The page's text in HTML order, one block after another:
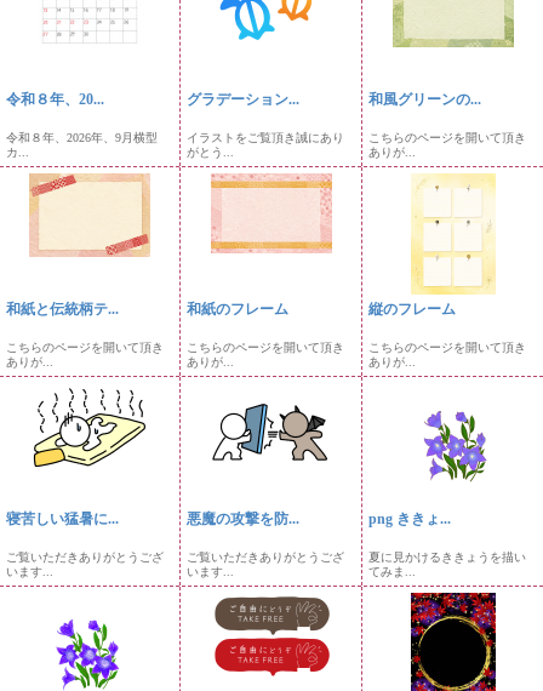
令和８年、20...
令和８年、2026年、9月横型
カ...
グラデーション...
イラストをご覧頂き誠にあり
がとう...
和風グリーンの...
こちらのページを開いて頂き
ありが...
和紙と伝統柄テ...
こちらのページを開いて頂き
ありが...
和紙のフレーム
こちらのページを開いて頂き
ありが...
縦のフレーム
こちらのページを開いて頂き
ありが...
寝苦しい猛暑に...
ご覧いただきありがとうござ
います...
悪魔の攻撃を防...
ご覧いただきありがとうござ
います...
png ききょ...
夏に見かけるききょうを描い
てみま...